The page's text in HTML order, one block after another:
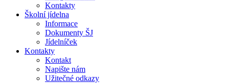
Kontakty
Školní jídelna
Informace
Dokumenty ŠJ
Jídelníček
Kontakty
Kontakt
Napište nám
Užitečné odkazy